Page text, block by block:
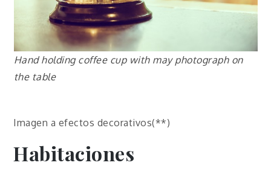
Hand holding coffee cup with may photograph on
the table
Imagen a efectos decorativos(**)
Habitaciones